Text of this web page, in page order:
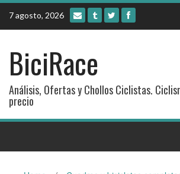
Skip
content
7 agosto, 2026
BiciRace
Análisis, Ofertas y Chollos Ciclistas.
precio